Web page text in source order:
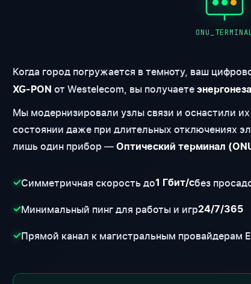
Когда город погружается в темноту, ваш
XG-PON от Westelecom, вы получаете
Мы модернизировали узлы связи и оснастили
состоянии даже при длительных отключениях
лишь один прибор — Оптический терминал
✓Симметричная скорость до1 Гбит/сбез
✓Минимальный пинг для работы и игр24/7/365
✓Прямой канал к магистральным провайдерам